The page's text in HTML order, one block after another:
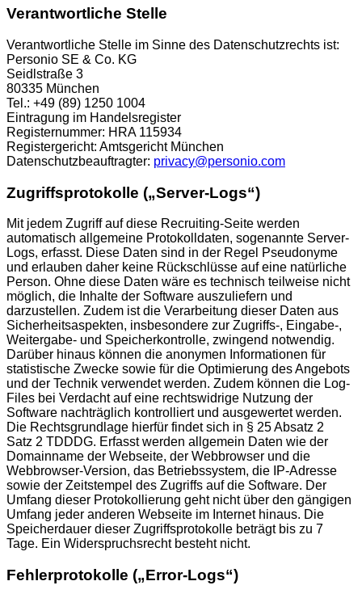
Verantwortliche Stelle
Verantwortliche Stelle im Sinne des Datenschutzrechts ist:
Personio SE & Co. KG
Seidlstraße 3
80335 München
Tel.: +49 (89) 1250 1004
Eintragung im Handelsregister
Registernummer: HRA 115934
Registergericht: Amtsgericht München
Datenschutzbeauftragter: privacy@personio.com
Zugriffsprotokolle („Server-Logs“)
Mit jedem Zugriff auf diese Recruiting-Seite werden
automatisch allgemeine Protokolldaten, sogenannte Server-
Logs, erfasst. Diese Daten sind in der Regel Pseudonyme
und erlauben daher keine Rückschlüsse auf eine natürliche
Person. Ohne diese Daten wäre es technisch teilweise nicht
möglich, die Inhalte der Software auszuliefern und
darzustellen. Zudem ist die Verarbeitung dieser Daten aus
Sicherheitsaspekten, insbesondere zur Zugriffs-, Eingabe-,
Weitergabe- und Speicherkontrolle, zwingend notwendig.
Darüber hinaus können die anonymen Informationen für
statistische Zwecke sowie für die Optimierung des Angebots
und der Technik verwendet werden. Zudem können die Log-
Files bei Verdacht auf eine rechtswidrige Nutzung der
Software nachträglich kontrolliert und ausgewertet werden.
Die Rechtsgrundlage hierfür findet sich in § 25 Absatz 2
Satz 2 TDDDG. Erfasst werden allgemein Daten wie der
Domainname der Webseite, der Webbrowser und die
Webbrowser-Version, das Betriebssystem, die IP-Adresse
sowie der Zeitstempel des Zugriffs auf die Software. Der
Umfang dieser Protokollierung geht nicht über den gängigen
Umfang jeder anderen Webseite im Internet hinaus. Die
Speicherdauer dieser Zugriffsprotokolle beträgt bis zu 7
Tage. Ein Widerspruchsrecht besteht nicht.
Fehlerprotokolle („Error-Logs“)